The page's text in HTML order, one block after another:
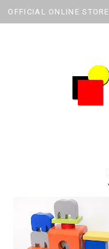
OFFICIAL ONLINE STORE